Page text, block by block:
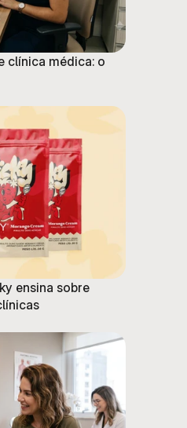
clínica médica: o
ensina sobre